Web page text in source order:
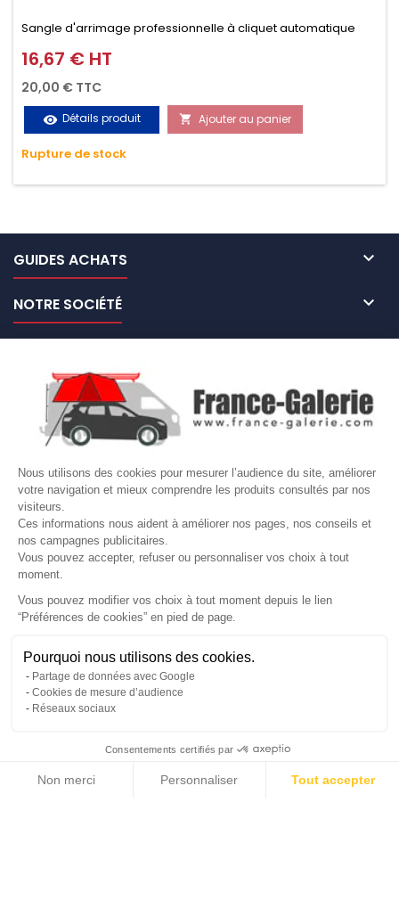
Nous utilisons des cookies pour mesurer l’audience du site, améliorer
votre navigation et mieux comprendre les produits consultés par nos
visiteurs.
Ces informations nous aident à améliorer nos pages, nos conseils et
nos campagnes publicitaires.
Vous pouvez accepter, refuser ou personnaliser vos choix à tout
moment.
Vous pouvez modifier vos choix à tout moment depuis le lien
“Préférences de cookies” en pied de page.
Pourquoi nous utilisons des cookies.
Partage de données avec Google
Cookies de mesure d’audience
Réseaux sociaux
Consentements certifiés par
Non merci Personnaliser Tout accepter
Gérer mes cookies
Sangle d'arrimage professionnelle à cliquet automatique
avec crochet S en 2 parties (2.0M + 0.2M / 125daN), simple et
rapide d'utilisation. Permet d'arrimer et de sécuriser
vos chargements pendant le transport. Matière polyester
très résistante aux UV et aux variations de températures,
n'absorbe pas l'eau.
Prix
16,67 € HT
20,00 € TTC
visibility Détails produit  Ajouter au panier
Rupture de stock
GUIDES ACHATS 
NOTRE SOCIÉTÉ 
VOTRE COMPTE 
Site protégé par reCAPTCHA.
LETTRE D'INFORMATIONS
© Copyright 2026 France Galerie. Tous droits reservés.
Cliquez-ici pour modifier vos préférences en matière de cookies
💬Besoin d'aide ?
Une question ? Nous sommes là pour vous accompagner
Non, merci